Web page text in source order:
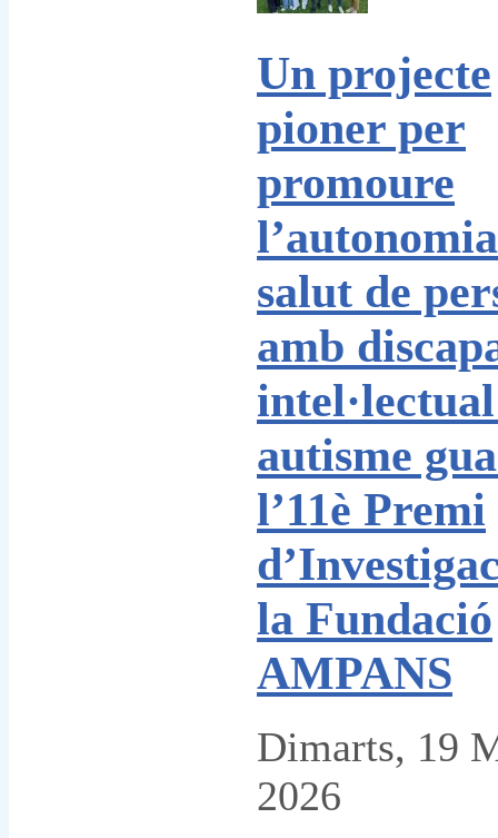
Un projecte
pioner per
promoure
salut de
amb
autisme
l’11è Premi
la Fundació
AMPANS
Dimarts, 19
2026